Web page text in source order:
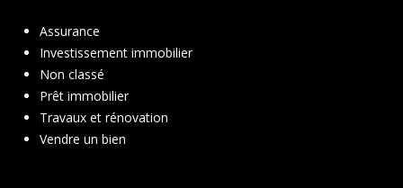
Assurance
Investissement immobilier
Non classé
Prêt immobilier
Travaux et rénovation
Vendre un bien